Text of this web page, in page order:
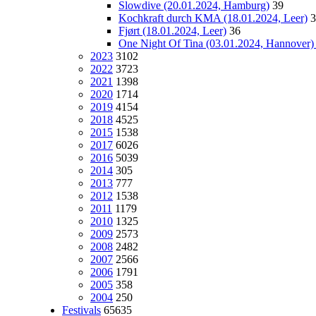
Slowdive (20.01.2024, Hamburg) 39
Kochkraft durch KMA (18.01.2024, Leer)
Fjørt (18.01.2024, Leer) 36
One Night Of Tina (03.01.2024, Hannover)
2023 3102
2022 3723
2021 1398
2020 1714
2019 4154
2018 4525
2015 1538
2017 6026
2016 5039
2014 305
2013 777
2012 1538
2011 1179
2010 1325
2009 2573
2008 2482
2007 2566
2006 1791
2005 358
2004 250
Festivals 65635